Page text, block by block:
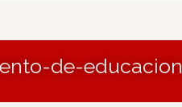
de-educacion